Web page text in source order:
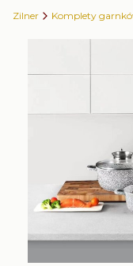
Zilner Komplety